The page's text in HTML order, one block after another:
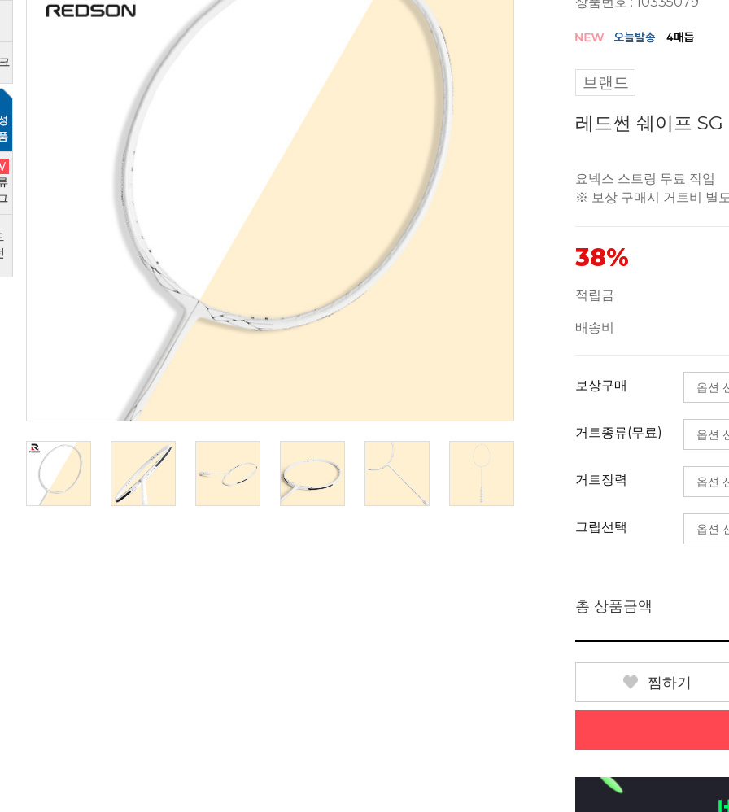
브랜드
레드썬 쉐이프
요넥스 스트링 무료 작업
※ 보상 구매시 거트비 별
38%
적립금
배송비
보상구매
거트종류(무료)
거트장력
그립선택
총 상품금액
찜하기